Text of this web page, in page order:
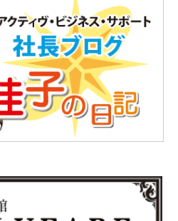
下流総合管理所から優良業務表彰
ました。
notice/10567/
知らせ
ックに株式会社テイコク様が掲載
notice/10462/
」様のお知らせ
2503/
知らせ